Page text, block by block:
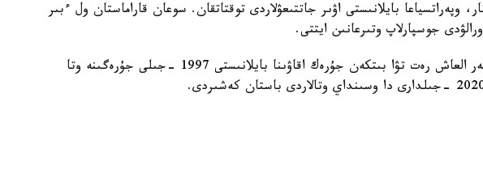
وپەراتسياعا بايلانىستى اۋىر جاتتىعۋلاردى توقتاتقان. سوعان قاراماستان ول ءبىر
جوسپارلاپ وتىرعانىن ايتتى.
اقپارات ءۇشىن، شۆارتسەنەگگەر العاش رەت تۋا بىتكەن جۇرەك اقاۋىنا بايلانىستى 1997 -جىلى جۇرەگىنە وتا